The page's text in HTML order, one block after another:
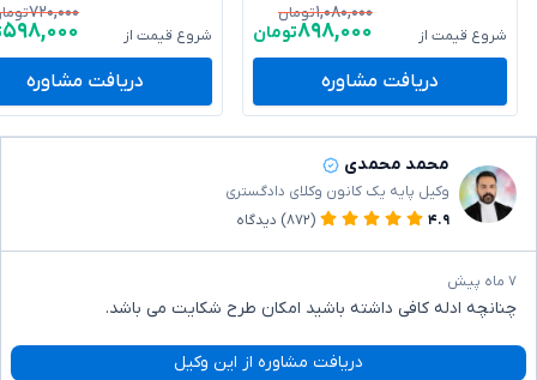
شروع قیمت از
۱,۰۸۰,۰۰۰تومان
۸۹۸,۰۰۰تومان
دریافت مشاوره
شروع قیمت از
۷۲۰,۰۰۰
۵۹۸,۰۰۰
دریافت مشاوره
محمد محمدی
وکیل پایه یک کانون وکلای دادگستری
۴.۹
(۸۷۲) دیدگاه
۷ ماه پیش
چنانچه ادله کافی داشته باشید امکان طرح شکایت می باشد.
دریافت مشاوره از این وکیل